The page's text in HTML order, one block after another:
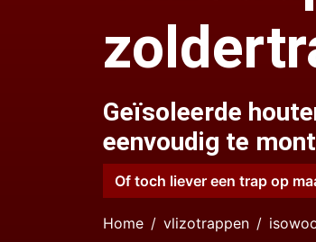
Geïsoleerde
eenvoudig te
Of toch liever een trap op
Home vlizotrappen